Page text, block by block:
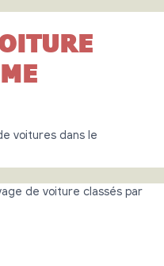
voitures dans le
de voiture classés par